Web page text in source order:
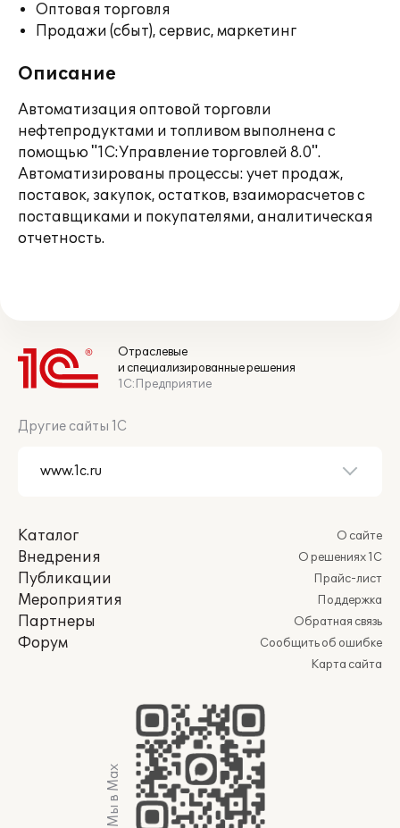
Оптовая торговля
Продажи (сбыт), сервис, маркетинг
Описание
Автоматизация оптовой торговли
нефтепродуктами и топливом выполнена с
помощью "1С:Управление торговлей 8.0".
Автоматизированы процессы: учет продаж,
поставок, закупок, остатков, взаиморасчетов с
поставщиками и покупателями, аналитическая
отчетность.
Отраслевые
и специализированные решения
1С:Предприятие
Другие сайты 1С
Каталог
Внедрения
Публикации
Мероприятия
Партнеры
Форум
О сайте
О решениях 1С
Прайс-лист
Поддержка
Обратная связь
Сообщить об ошибке
Карта сайта
Мы в Max